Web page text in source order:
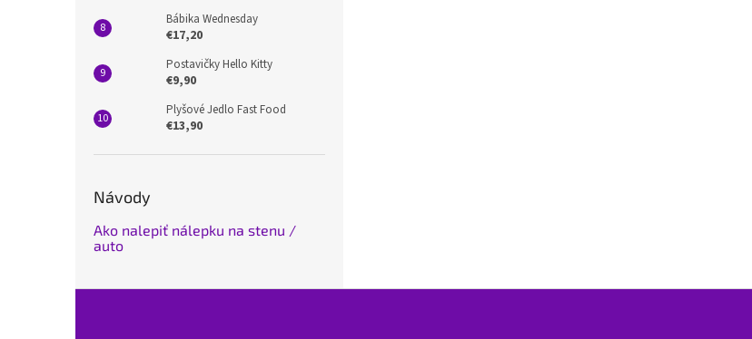
Bábika Wednesday
€17,20
Postavičky Hello Kitty
€9,90
Plyšové Jedlo Fast Food
€13,90
Návody
Ako nalepiť nálepku na stenu /
auto